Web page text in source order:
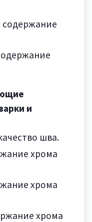
содержание
и
шва.
хрома
хрома
хрома